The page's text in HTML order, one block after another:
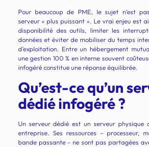
Pour beaucoup de PME, le sujet n’est
serveur « plus puissant ». Le vrai enjeu est
disponibilité des outils, limiter les
données et éviter de mobiliser du temps
d’exploitation. Entre un hébergement
une gestion 100 % en interne souvent
infogéré constitue une réponse équilibrée.
Qu’est-ce qu’un
dédié infogéré ?
Un serveur dédié est un serveur physique
entreprise. Ses ressources – processeur,
bande passante – ne sont pas partagées